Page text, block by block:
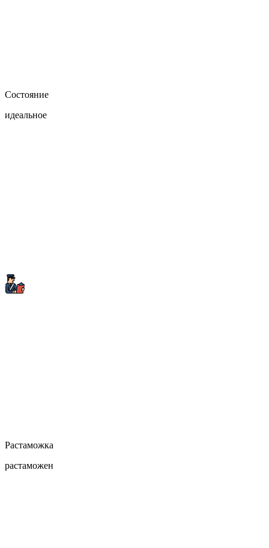
Состояние
идеальное
Растаможка
растаможен